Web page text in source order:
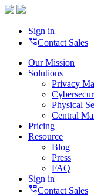
Sign in
perm_phone_msgContact Sales
Our Mission
Solutions
Privacy
Physical
Central
Pricing
Resource
Blog
Press
FAQ
Sign in
perm_phone_msgContact Sales